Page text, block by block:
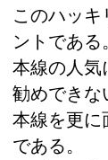
このハッキ
ントである
本線の人気
勧めできな
本線を更に
である。